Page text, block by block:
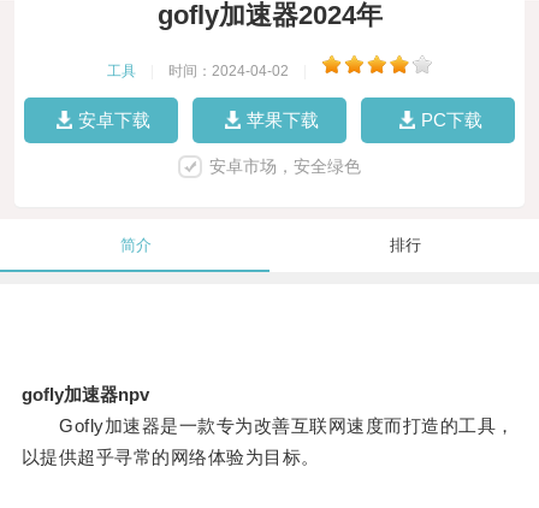
gofly加速器2024年
工具 时间：2024-04-02
安卓下载 苹果下载 PC下载
安卓市场，安全绿色
简介 排行
gofly加速器npv
Gofly加速器是一款专为改善互联网速度而打造的工具，
以提供超乎寻常的网络体验为目标。